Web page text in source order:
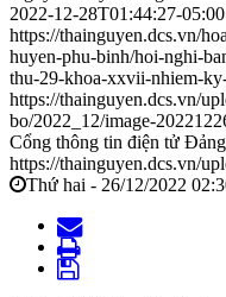
2022-12-28T01:44:27-05:00
https://thainguyen.dcs.vn/
huyen-phu-binh/hoi-nghi-
thu-29-khoa-xxvii-nhiem-
https://thainguyen.dcs.vn/
bo/2022_12/image-
Cổng thông tin điện tử
https://thainguyen.dcs.vn/
Thứ hai - 26/12/2022